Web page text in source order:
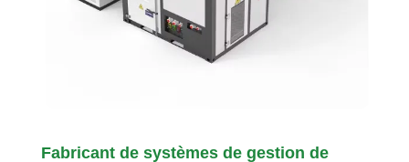
Fabricant de systèmes de gestion de